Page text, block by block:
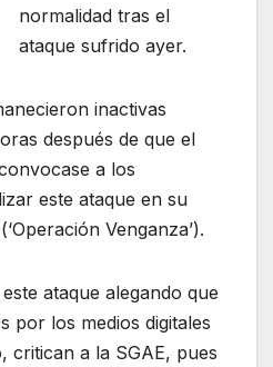
normalidad tras el
ataque sufrido ayer.
inactivas
después de que el
a los
este ataque en su
Venganza’).
ataque alegando que
por los medios digitales
critican a la SGAE, pues